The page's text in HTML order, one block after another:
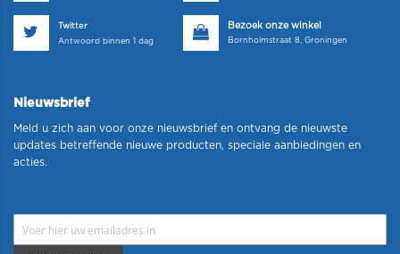
Twitter
Antwoord binnen 1 dag
Bezoek onze winkel
Bornholmstraat 8, Groningen
Nieuwsbrief
Meld u zich aan voor onze nieuwsbrief en ontvang de nieuwste
updates betreffende nieuwe producten, speciale aanbiedingen en
acties.